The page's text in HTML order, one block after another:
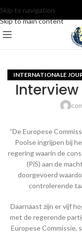
Skip to navigation
Skip to main content
INTERNATIONALE
”De Europese
Poolse ingrijpen bij
regering waarin de
(PiS) aan de
doorgevoerd
controlerende
Daarnaast zijn er vijf
met de regerende
Europese Commissie,